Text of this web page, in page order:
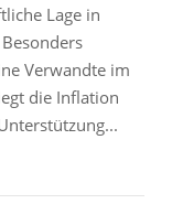
Lage in
Verwandte im
die Inflation